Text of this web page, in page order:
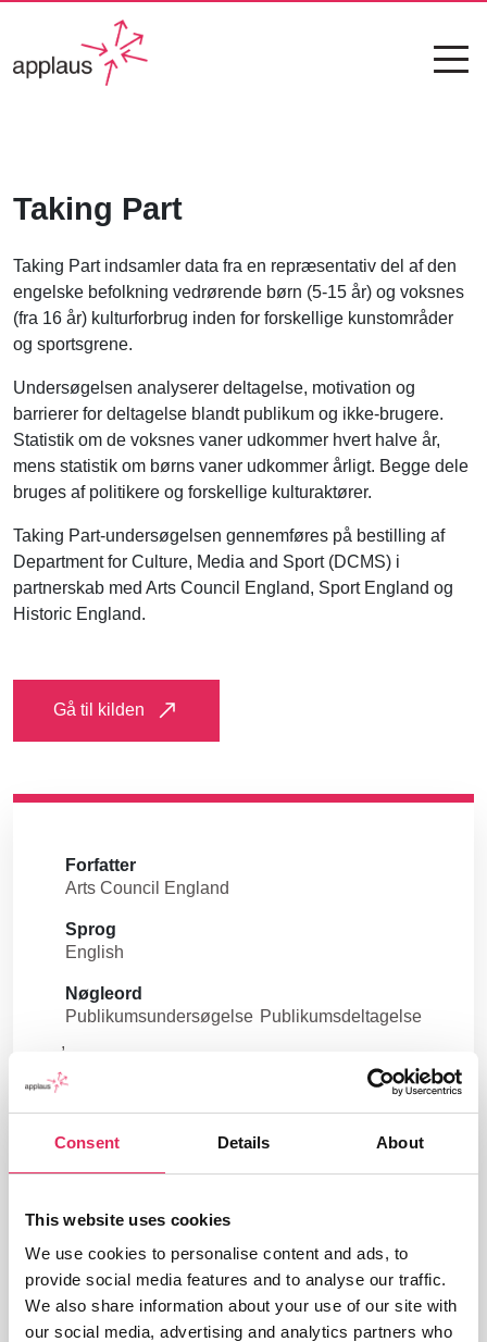
Consent Details About
This website uses cookies
We use cookies to personalise content and ads, to
provide social media features and to analyse our traffic.
We also share information about your use of our site with
our social media, advertising and analytics partners who
Taking Part
Taking Part indsamler data fra en repræsentativ del af den
engelske befolkning vedrørende børn (5-15 år) og voksnes
(fra 16 år) kulturforbrug inden for forskellige kunstområder
og sportsgrene.
Undersøgelsen analyserer deltagelse, motivation og
barrierer for deltagelse blandt publikum og ikke-brugere.
Statistik om de voksnes vaner udkommer hvert halve år,
mens statistik om børns vaner udkommer årligt. Begge dele
bruges af politikere og forskellige kulturaktører.
Taking Part-undersøgelsen gennemføres på bestilling af
Department for Culture, Media and Sport (DCMS) i
partnerskab med Arts Council England, Sport England og
Historic England.
Gå til kilden
Forfatter
Arts Council England
Sprog
English
Nøgleord
Publikumsundersøgelse Publikumsdeltagelse
Branche
Udgivelsesår
2016
Type
Udgiver/forlag
Department for Culture, Media and Sport
(DCMS)